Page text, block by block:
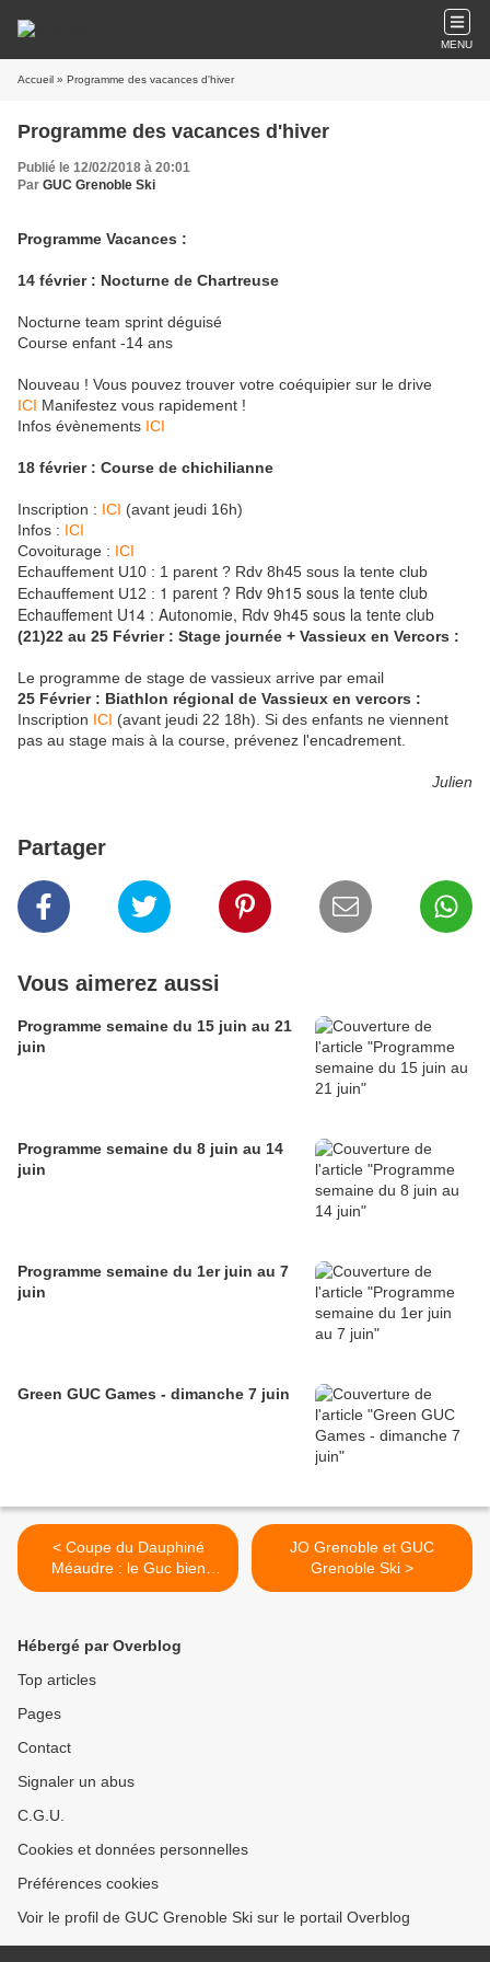
MENU
Accueil » Programme des vacances d'hiver
Programme des vacances d'hiver
Publié le 12/02/2018 à 20:01
Par GUC Grenoble Ski
Programme Vacances :
14 février : Nocturne de Chartreuse
Nocturne team sprint déguisé
Course enfant -14 ans
Nouveau ! Vous pouvez trouver votre coéquipier sur le drive
ICI Manifestez vous rapidement !
Infos évènements ICI
18 février : Course de chichilianne
Inscription : ICI (avant jeudi 16h)
Infos : ICI
Covoiturage : ICI
Echauffement U10 : 1 parent ? Rdv 8h45 sous la tente club
Echauffement U12 : 1 parent ? Rdv 9h15 sous la tente club
Echauffement U14 : Autonomie, Rdv 9h45 sous la tente club
(21)22 au 25 Février : Stage journée + Vassieux en Vercors :
Le programme de stage de vassieux arrive par email
25 Février : Biathlon régional de Vassieux en vercors :
Inscription ICI (avant jeudi 22 18h). Si des enfants ne viennent
pas au stage mais à la course, prévenez l'encadrement.
Julien
Partager
Vous aimerez aussi
Programme semaine du 15 juin au 21
juin
Programme semaine du 8 juin au 14
juin
Programme semaine du 1er juin au 7
juin
Green GUC Games - dimanche 7 juin
< Coupe du Dauphiné
Méaudre : le Guc bien
représenté et de beaux
JO Grenoble et GUC
Grenoble Ski >
Hébergé par Overblog
Top articles
Pages
Contact
Signaler un abus
C.G.U.
Cookies et données personnelles
Préférences cookies
Voir le profil de GUC Grenoble Ski sur le portail Overblog